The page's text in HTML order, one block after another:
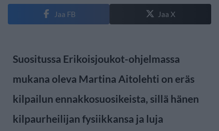
Jaa FB Jaa X
Suositussa Erikoisjoukot-ohjelmassa
mukana oleva Martina Aitolehti on eräs
kilpailun ennakkosuosikeista, sillä hänen
kilpaurheilijan fysiikkansa ja luja